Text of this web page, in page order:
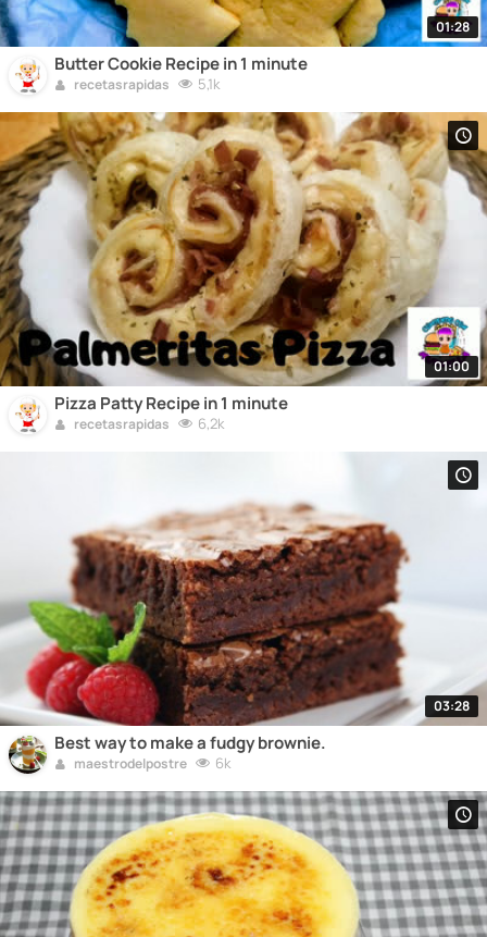
01:28
Butter Cookie Recipe in 1 minute
recetasrapidas 5,1k
01:00
Pizza Patty Recipe in 1 minute
recetasrapidas 6,2k
03:28
Best way to make a fudgy brownie.
maestrodelpostre 6k